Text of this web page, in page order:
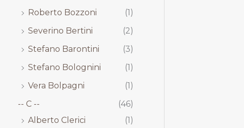
Roberto Bozzoni
(1)
Severino Bertini
(2)
Stefano Barontini
(3)
Stefano Bolognini
(1)
Vera Bolpagni
(1)
-- C --
(46)
Alberto Clerici
(1)